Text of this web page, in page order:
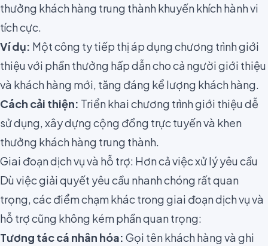
thưởng khách hàng trung thành khuyến khích hành vi
tích cực.
Ví dụ: Một công ty tiếp thị áp dụng chương trình giới
thiệu với phần thưởng hấp dẫn cho cả người giới thiệu
và khách hàng mới, tăng đáng kể lượng khách hàng.
Cách cải thiện: Triển khai chương trình giới thiệu dễ
sử dụng, xây dựng cộng đồng trực tuyến và khen
thưởng khách hàng trung thành.
Giai đoạn dịch vụ và hỗ trợ: Hơn cả việc xử lý yêu cầu
Dù việc giải quyết yêu cầu nhanh chóng rất quan
trọng, các điểm chạm khác trong giai đoạn dịch vụ và
hỗ trợ cũng không kém phần quan trọng:
Tương tác cá nhân hóa: Gọi tên khách hàng và ghi